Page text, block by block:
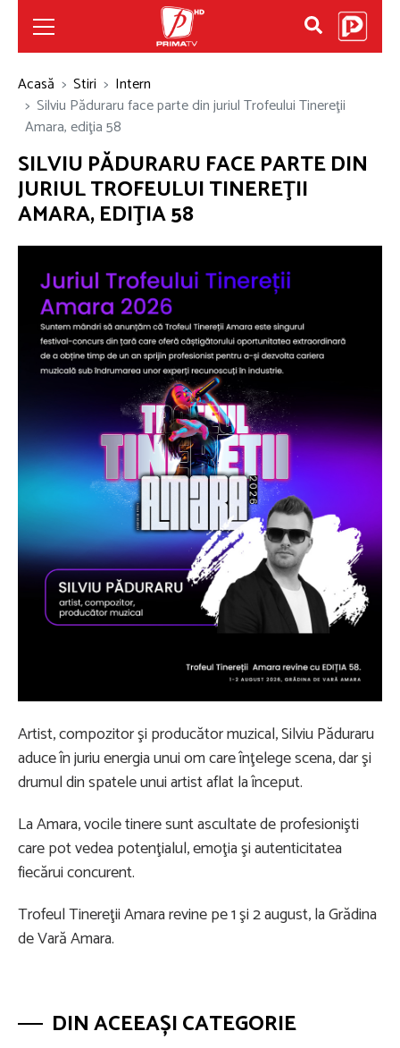
Acasă Stiri
Intern
Silviu Păduraru face parte din juriul Trofeului Tinereţii
Amara, ediţia 58
SILVIU PĂDURARU FACE PARTE DIN
JURIUL TROFEULUI TINEREŢII
AMARA, EDIŢIA 58
Artist, compozitor şi producător muzical, Silviu Păduraru
aduce în juriu energia unui om care înţelege scena, dar şi
drumul din spatele unui artist aflat la început.
La Amara, vocile tinere sunt ascultate de profesionişti
care pot vedea potenţialul, emoţia şi autenticitatea
fiecărui concurent.
Trofeul Tinereţii Amara revine pe 1 şi 2 august, la Grădina
de Vară Amara.
DIN ACEEAȘI CATEGORIE